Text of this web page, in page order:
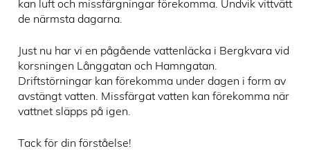
kan luft och missfärgningar förekomma. Undvik vittvätt
de närmsta dagarna.
Just nu har vi en pågående vattenläcka i Bergkvara vid
korsningen Långgatan och Hamngatan.
Driftstörningar kan förekomma under dagen i form av
avstängt vatten. Missfärgat vatten kan förekomma när
vattnet släpps på igen.
Tack för din förståelse!